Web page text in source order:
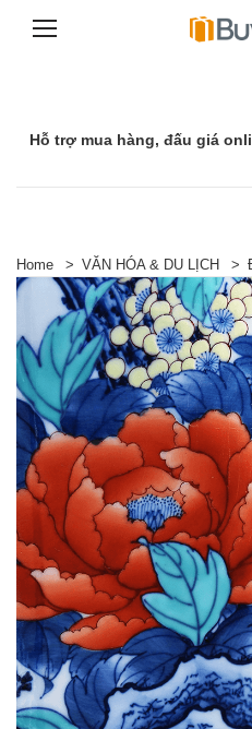
ộ
i
d
n
g
Hỗ trợ mua hàng, đấu giá
Home > VĂN HÓA & DU LỊCH >